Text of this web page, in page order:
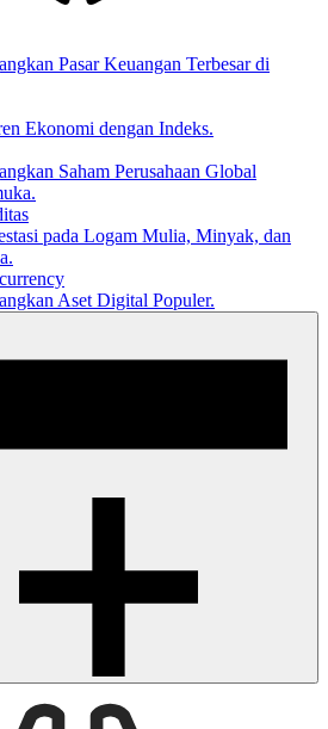
Pasar Keuangan Terbesar di
Ekonomi dengan Indeks.
Saham Perusahaan Global
pada Logam Mulia, Minyak, dan
Aset Digital Populer.